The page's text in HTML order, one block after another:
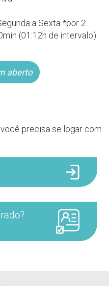
a Sexta *por 2
(01:12h de intervalo)
aberto
precisa se logar com